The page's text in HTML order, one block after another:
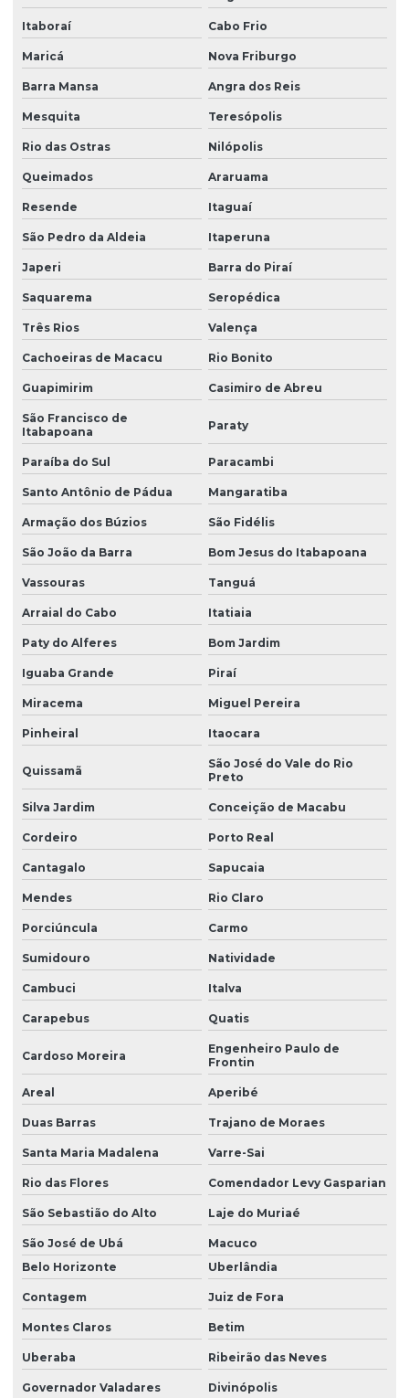
Motor 1/3 cv monofásico
Motor de 1/4
Motor 1/4 cv baixa rotação
Motor 1/4 cv monofásico
Motor 1/4 cv trifásico
Motor de 1 cv monofásico
Motor 1 cv monofásico baixa rotação
Motor 1cv 220v
Motor 1cv monofásico
Motor para agitador
Motor agitador resfriador de leite
Motor agitador para tanque de leite
Motor baixa rotação 1/2 cv
Motor para churrasqueira giratoria
Motor para churrasqueira profissional
Motor para costelão
Motor elétrico 1/2 cv monofásico
Motor elétrico 1/2 cv monofásico 220v
Motor elétrico 1/3 cv monofásico 220v
Motor elétrico de 1/4
Motor elétrico 1/4 cv monofásico
Motor elétrico alta eficiência
Motor elétrico de indução
Motor elétrico de meio cavalo
Motor elétrico monofásico
Motor elétrico com redutor de velocidade
Motor de indução monofásico de gaiola 1/2 cv
Motor misturador
Motor monofásico 1/2 cv
Motor monofásico 1/3
Motor monofásico 1/3 cv
Motor monofásico 1/4
Motor monofásico 1/4 cv
Motor monofásico 1 cv
Motor motoredutor
Motor com redutor
Motor redutor
Motor com redutor de velocidade
Itaboraí Cabo Frio
Maricá Nova Friburgo
Barra Mansa Angra dos Reis
Mesquita Teresópolis
Rio das Ostras Nilópolis
Queimados Araruama
Resende Itaguaí
São Pedro da Aldeia Itaperuna
Japeri Barra do Piraí
Saquarema Seropédica
Três Rios Valença
Cachoeiras de Macacu Rio Bonito
Guapimirim Casimiro de Abreu
São Francisco de
Itabapoana
Paraty
Paraíba do Sul Paracambi
Santo Antônio de Pádua Mangaratiba
Armação dos Búzios São Fidélis
São João da Barra Bom Jesus do Itabapoana
Vassouras Tanguá
Arraial do Cabo Itatiaia
Paty do Alferes Bom Jardim
Iguaba Grande Piraí
Miracema Miguel Pereira
Pinheiral Itaocara
Quissamã
São José do Vale do Rio
Preto
Silva Jardim Conceição de Macabu
Cordeiro Porto Real
Cantagalo Sapucaia
Mendes Rio Claro
Porciúncula Carmo
Sumidouro Natividade
Cambuci Italva
Carapebus Quatis
Cardoso Moreira
Engenheiro Paulo de
Frontin
Areal Aperibé
Duas Barras Trajano de Moraes
Santa Maria Madalena Varre-Sai
Rio das Flores Comendador Levy Gasparian
São Sebastião do Alto Laje do Muriaé
São José de Ubá
Macuco
Belo Horizonte
Uberlândia
Contagem Juiz de Fora
Montes Claros Betim
Uberaba Ribeirão das Neves
Governador Valadares Divinópolis